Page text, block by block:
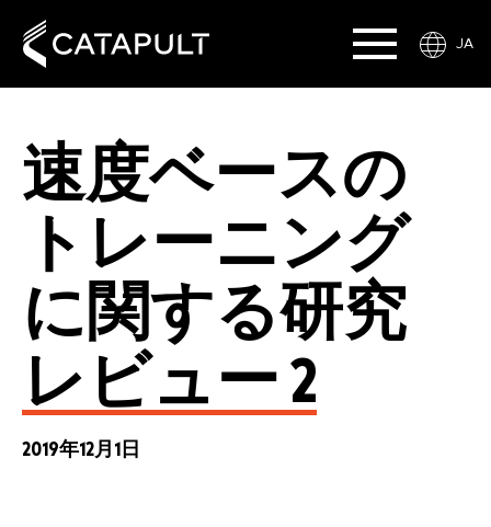
JA
速度ベースの
トレーニング
に関する研究
レビュー 2
2019年12月1日